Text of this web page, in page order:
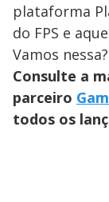
plataforma
do FPS e
Vamos nessa?
Consulte a
parceiro
todos os